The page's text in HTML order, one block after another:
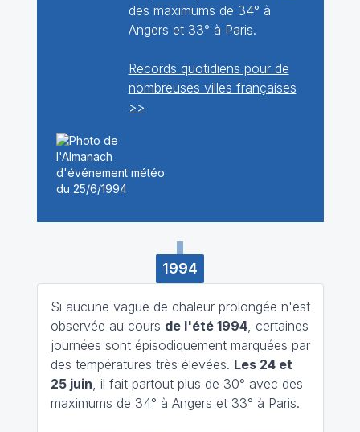
des maximums de 34° à
Angers et 33° à Paris.
Records quotidiens pour de
nombreuses villes françaises
>>
1994
Si aucune vague de chaleur prolongée n'est
observée au cours de l'été 1994, certaines
journées sont épisodiquement marquées par
des températures très élevées. Les 24 et
25 juin , il fait partout plus de 30° avec des
maximums de 34° à Angers et 33° à Paris.